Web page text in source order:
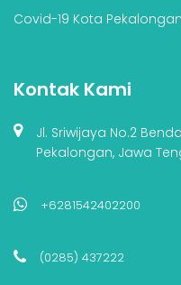
Covid-19 Kota Pekalongan
Kontak Kami
Jl. Sriwijaya No.2
Pekalongan, Jawa
+6281542402200
(0285) 437222